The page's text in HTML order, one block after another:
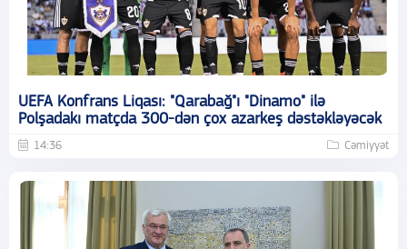
UEFA Konfrans Liqası: "Qarabağ"ı "Dinamo" ilə
Polşadakı matçda 300-dən çox azarkeş dəstəkləyəcək
14:36 Cəmiyyət